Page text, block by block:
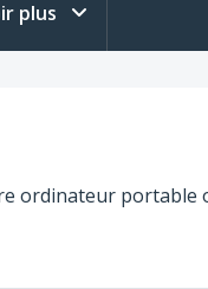
plus
ordinateur portable